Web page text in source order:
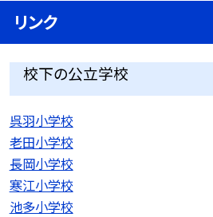
リンク
校下の公立学校
呉羽小学校
老田小学校
長岡小学校
寒江小学校
池多小学校